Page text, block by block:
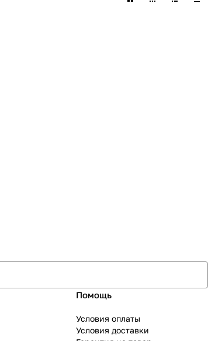
Помощь
Условия оплаты
Условия доставки